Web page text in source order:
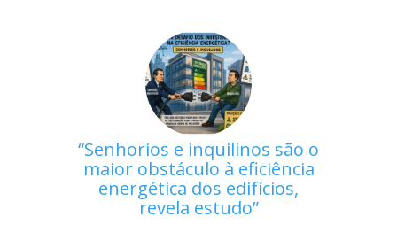
Senhorios e inquilinos são o
maior obstáculo à eficiência
energética dos edifícios,
revela estudo